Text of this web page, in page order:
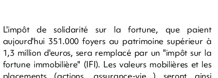
L'impôt de solidarité sur la fortune, que paient
aujourd'hui 351.000 foyers au patrimoine supérieur à
1,3 million d'euros, sera remplacé par un "impôt sur la
fortune immobilière" (IFI). Les valeurs mobilières et les
placements (actions, assurance-vie...) seront ainsi